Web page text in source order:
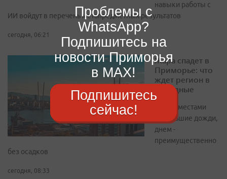
навыки работы с
ИИ войдут в перечень метапредметных результатов
сегодня, 06:21
Жара спадет в
Приморье: что
ждет регион в
выходные
Ночью местами
небольшие дожди,
днем -
преимущественно
без осадков
сегодня, 08:33
Проблемы с
WhatsApp?
Подпишитесь на
новости Приморья
в MAX!
Подпишитесь
сейчас!